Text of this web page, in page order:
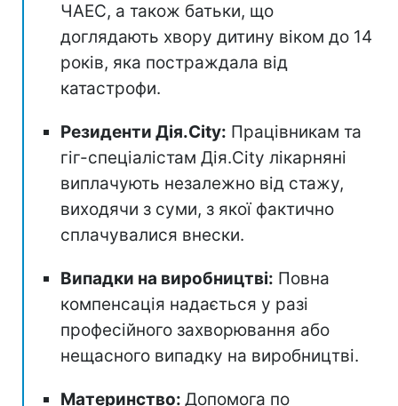
ЧАЕС, а також батьки, що
доглядають хвору дитину віком до 14
років, яка постраждала від
катастрофи.
Резиденти Дія.City: Працівникам та
гіг-спеціалістам Дія.City лікарняні
виплачують незалежно від стажу,
виходячи з суми, з якої фактично
сплачувалися внески.
Випадки на виробництві: Повна
компенсація надається у разі
професійного захворювання або
нещасного випадку на виробництві.
Материнство: Допомога по